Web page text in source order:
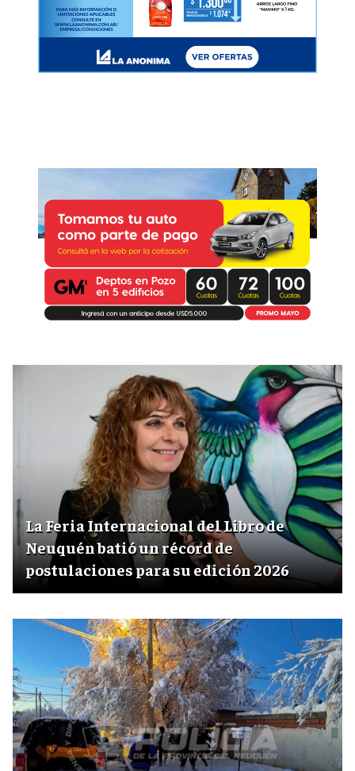
La Feria Internacional del Libro de
Neuquén batió un récord de
postulaciones para su edición 2026